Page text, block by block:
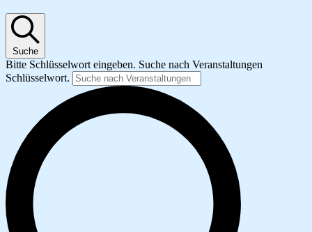
Suche
Bitte Schlüsselwort eingeben. Suche nach Veranstaltungen
Schlüsselwort.